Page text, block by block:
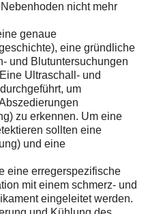
nicht mehr
genaue
eine gründliche
und Blutuntersuchungen
Ultraschall- und
um
zu erkennen. Um eine
sollten eine
und eine
eine erregerspezifische
mit einem schmerz- und
eingeleitet werden.